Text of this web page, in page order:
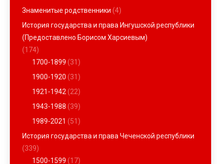
Знаменитые родственники (4)
История государства и права Ингушской республики
(Предоставлено Борисом Харсиевым)
(174)
1700-1899 (31)
1900-1920 (31)
1921-1942 (22)
1943-1988 (39)
1989-2021 (51)
История государства и права Чеченской республики
(339)
1500-1599 (17)